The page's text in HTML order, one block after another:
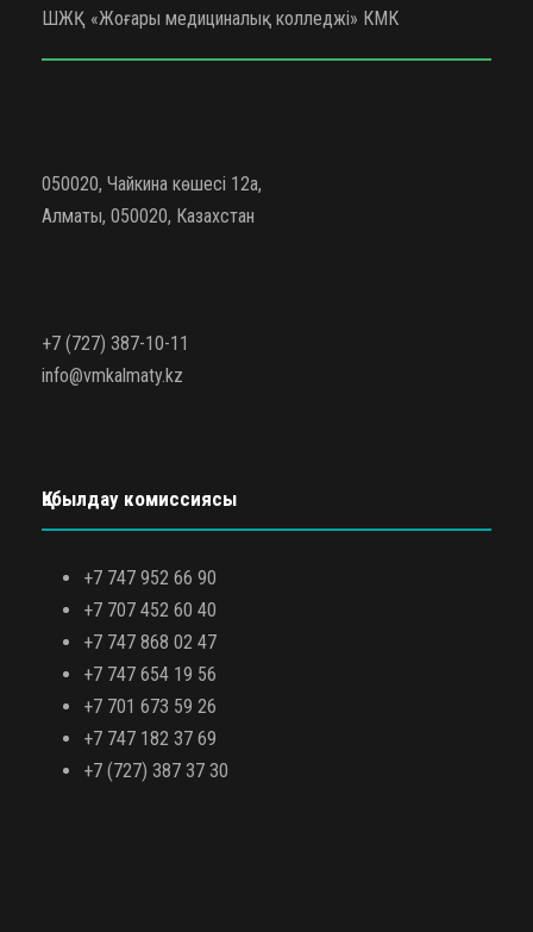
ШЖҚ «Жоғары медициналық колледжі» КМК
050020, Чайкина көшесі 12а,
Алматы, 050020, Казахстан
+7 (727) 387-10-11
info@vmkalmaty.kz
Қабылдау комиссиясы
+7 747 952 66 90
+7 707 452 60 40
+7 747 868 02 47
+7 747 654 19 56
+7 701 673 59 26
+7 747 182 37 69
+7 (727) 387 37 30